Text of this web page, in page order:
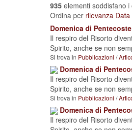
935 elementi soddisfano
Ordina per rilevanza
Domenica di
Il respiro del Risorto
Spirito, anche se non
Si trova in Pubblicazioni /
Domenica di
Il respiro del Risorto
Spirito, anche se non
Si trova in Pubblicazioni /
Domenica di
Il respiro del Risorto